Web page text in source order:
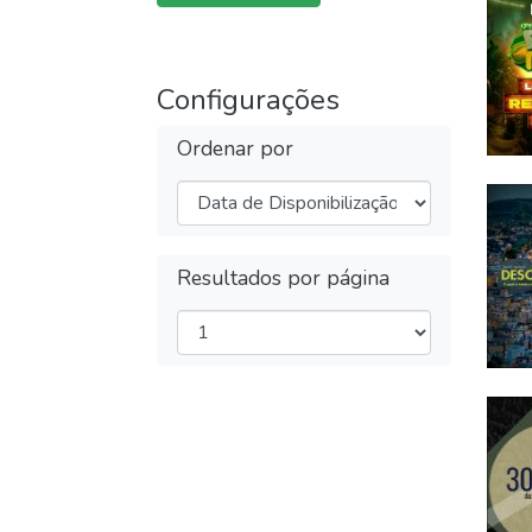
Configurações
Ordenar por
Resultados por página